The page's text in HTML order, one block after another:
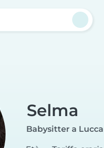
Selma
Babysitter a Lucca